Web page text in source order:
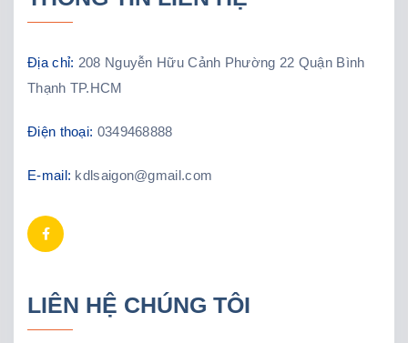
Địa chỉ: 208 Nguyễn Hữu Cảnh Phường 22 Quận Bình
Thạnh TP.HCM
Điện thoại: 0349468888
E-mail: kdlsaigon@gmail.com
LIÊN HỆ CHÚNG TÔI